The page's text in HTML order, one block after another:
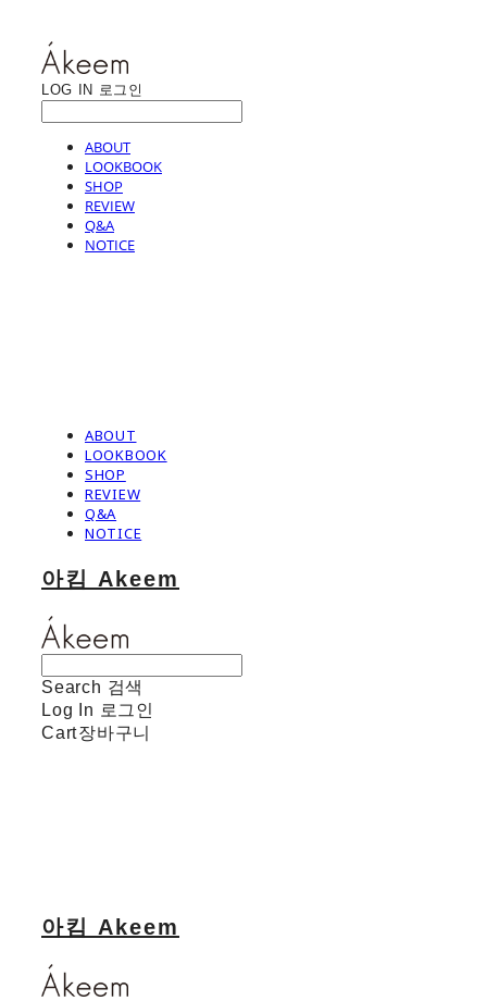
LOG IN 로그인
ABOUT
LOOKBOOK
SHOP
REVIEW
Q&A
NOTICE
ABOUT
LOOKBOOK
SHOP
REVIEW
Q&A
NOTICE
아킴 Akeem
Search 검색
Log In 로그인
Cart장바구니
아킴 Akeem